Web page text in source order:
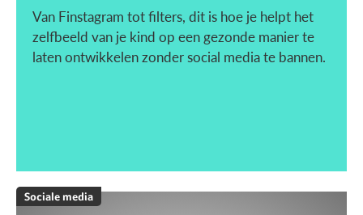
Van Finstagram tot filters, dit is hoe je helpt het
zelfbeeld van je kind op een gezonde manier te
laten ontwikkelen zonder social media te bannen.
Sociale media